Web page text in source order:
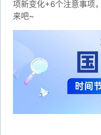
项新变化+6个注意事项
来吧~